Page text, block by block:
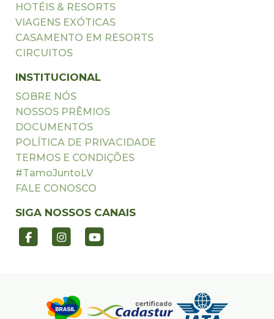
HOTÉIS & RESORTS
VIAGENS EXÓTICAS
CASAMENTO EM RESORTS
CIRCUITOS
INSTITUCIONAL
SOBRE NÓS
NOSSOS PRÊMIOS
DOCUMENTOS
POLÍTICA DE PRIVACIDADE
TERMOS E CONDIÇÕES
#TamoJuntoLV
FALE CONOSCO
SIGA NOSSOS CANAIS